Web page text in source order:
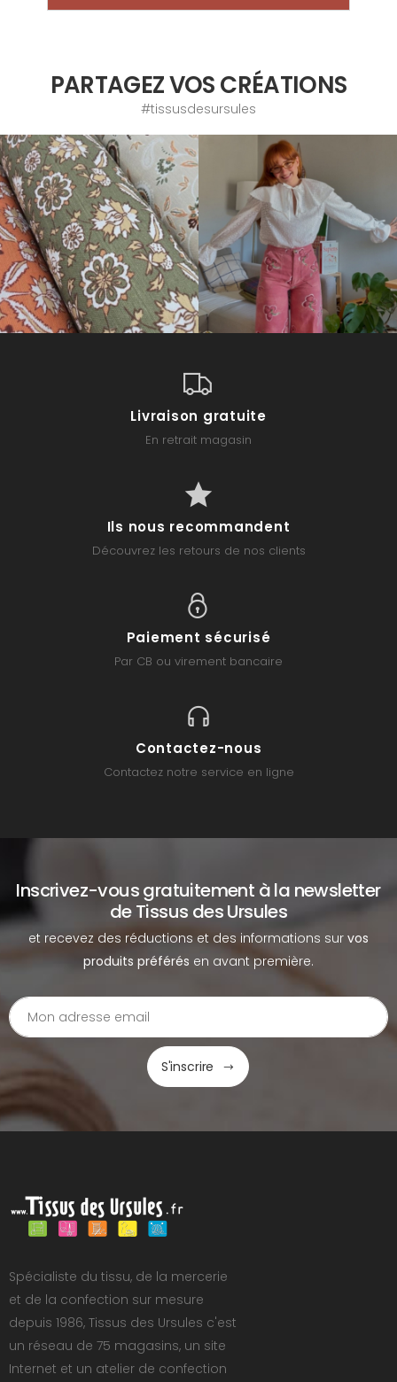
PARTAGEZ VOS CRÉATIONS
#tissusdesursules
Livraison gratuite
En retrait magasin
Ils nous recommandent
Découvrez les retours de nos clients
Paiement sécurisé
Par CB ou virement bancaire
Contactez-nous
Contactez notre service en ligne
Inscrivez-vous gratuitement à la newsletter
de Tissus des Ursules
et recevez des réductions et des informations sur vos
produits préférés en avant première.
S'inscrire
Spécialiste du tissu, de la mercerie
et de la confection sur mesure
depuis 1986, Tissus des Ursules c'est
un réseau de 75 magasins, un site
Internet et un atelier de confection